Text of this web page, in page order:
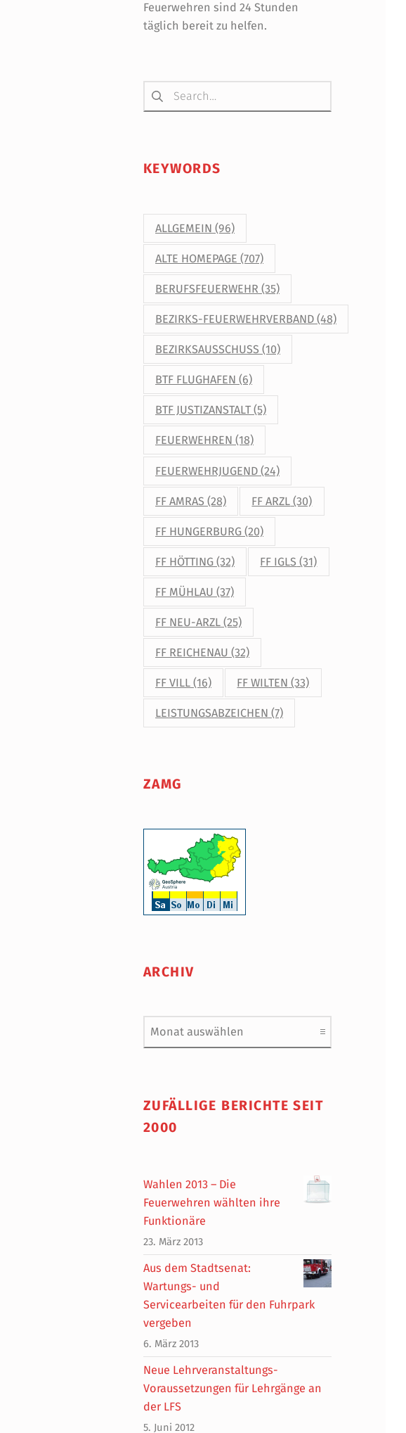
Feuerwehren sind 24 Stunden
täglich bereit zu helfen.
Suchen nach:
KEYWORDS
ALLGEMEIN (96)
ALTE HOMEPAGE (707)
BERUFSFEUERWEHR (35)
BEZIRKS-FEUERWEHRVERBAND (48)
BEZIRKSAUSSCHUSS (10)
BTF FLUGHAFEN (6)
BTF JUSTIZANSTALT (5)
FEUERWEHREN (18)
FEUERWEHRJUGEND (24)
FF AMRAS (28) FF ARZL (30)
FF HUNGERBURG (20)
FF HÖTTING (32) FF IGLS (31)
FF MÜHLAU (37)
FF NEU-ARZL (25)
FF REICHENAU (32)
FF VILL (16) FF WILTEN (33)
LEISTUNGSABZEICHEN (7)
ZAMG
ARCHIV
Archiv
ZUFÄLLIGE BERICHTE SEIT
2000
Wahlen 2013 – Die
Feuerwehren wählten ihre
Funktionäre
23. März 2013
Aus dem Stadtsenat:
Wartungs- und
Servicearbeiten für den Fuhrpark
vergeben
6. März 2013
Neue Lehrveranstaltungs-
Voraussetzungen für Lehrgänge an
der LFS
5. Juni 2012